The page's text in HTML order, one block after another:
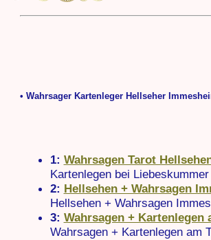
• Wahrsager Kartenleger Hellseher
1: Wahrsagen Tarot
Kartenlegen bei
2: Hellsehen + Wahrsagen
Hellsehen + Wahrsagen
3: Wahrsagen + Kartenlegen
Wahrsagen + Kartenlegen am